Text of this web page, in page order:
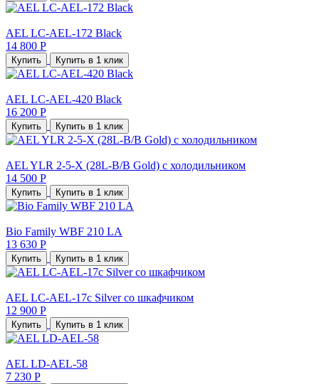
AEL LC-AEL-172 Black
14 800 Р
Купить Купить в 1 клик
AEL LC-AEL-420 Black
16 200 Р
Купить Купить в 1 клик
AEL YLR 2-5-X (28L-B/B Gold) с холодильником
14 500 Р
Купить Купить в 1 клик
Bio Family WBF 210 LA
13 630 Р
Купить Купить в 1 клик
AEL LC-AEL-17c Silver со шкафчиком
12 900 Р
Купить Купить в 1 клик
AEL LD-AEL-58
7 230 Р